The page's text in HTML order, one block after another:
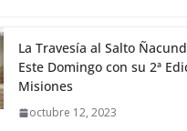
La Travesía al Salto
Este Domingo con su 2ª
Misiones
octubre 12, 2023